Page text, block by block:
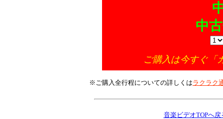
中
ご購入は今すぐ「
※ご購入全行程についての詳しくはラクラク
音楽ビデオTOPへ戻